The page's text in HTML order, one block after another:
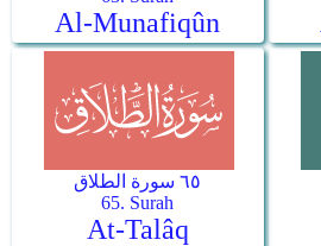
Al-Munafiqûn
٦٥ سورة الطلاق
65. Surah
At-Talâq